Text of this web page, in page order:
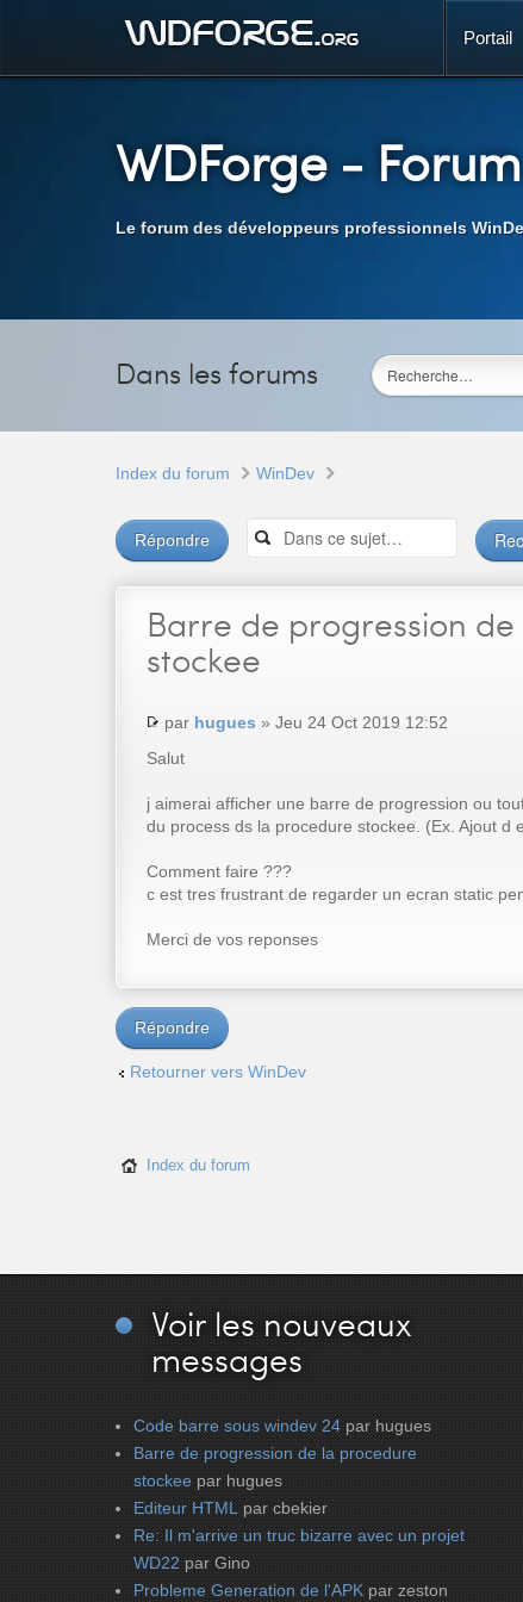
Portail
WDForge- Forum
Le forum des développeurs professionnels
Dans les forums
Index du forum WinDev
Répondre
Barre de progression
stockee
par hugues » Jeu 24 Oct 2019 12:52
Salut
j aimerai afficher une barre de progression ou
du process ds la procedure stockee. (Ex. Ajout d
Comment faire ???
c est tres frustrant de regarder un ecran static
Merci de vos reponses
Répondre
Retourner vers WinDev
Index du forum
Voir les nouveaux
messages
Code barre sous windev 24 par hugues
Barre de progression de la procedure
stockee par hugues
Editeur HTML par cbekier
Re: Il m'arrive un truc bizarre avec un projet
WD22 par Gino
Probleme Generation de l'APK par zeston